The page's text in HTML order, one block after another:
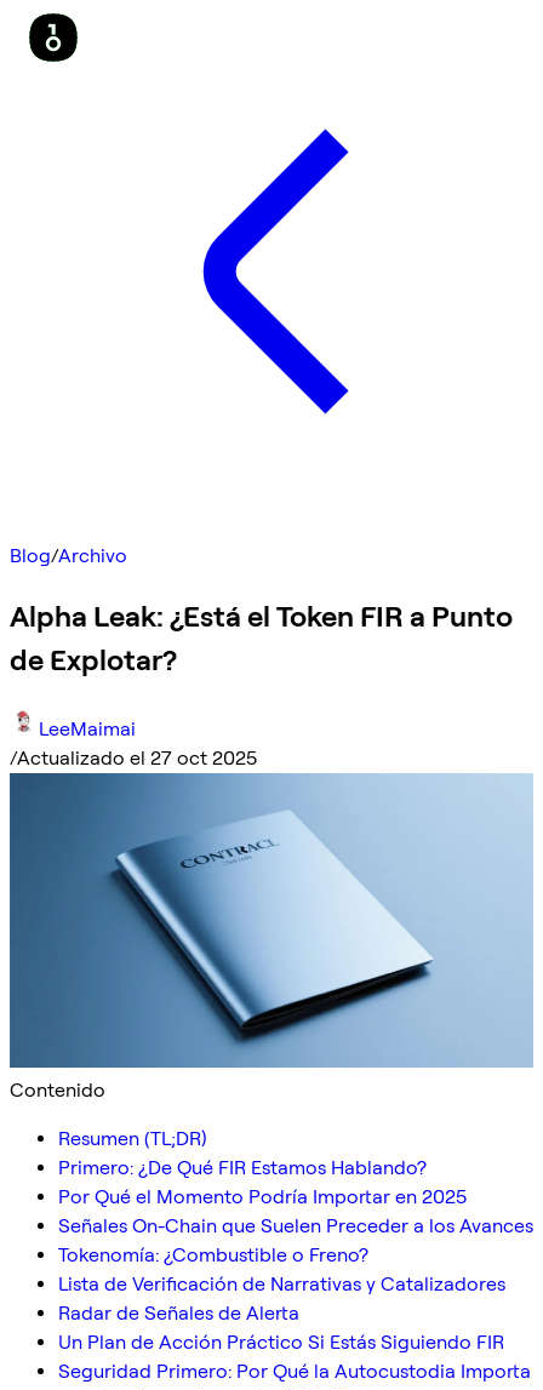
Blog/Archivo
Alpha Leak: ¿Está el Token FIR a Punto
de Explotar?
LeeMaimai
/Actualizado el 27 oct 2025
Contenido
Resumen (TL;DR)
Primero: ¿De Qué FIR Estamos Hablando?
Por Qué el Momento Podría Importar en 2025
Señales On-Chain que Suelen Preceder a los Avances
Tokenomía: ¿Combustible o Freno?
Lista de Verificación de Narrativas y Catalizadores
Radar de Señales de Alerta
Un Plan de Acción Práctico Si Estás Siguiendo FIR
Seguridad Primero: Por Qué la Autocustodia Importa